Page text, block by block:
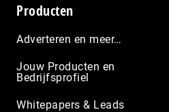
Producten
Adverteren en meer…
Jouw Producten en
Bedrijfsprofiel
Whitepapers & Leads